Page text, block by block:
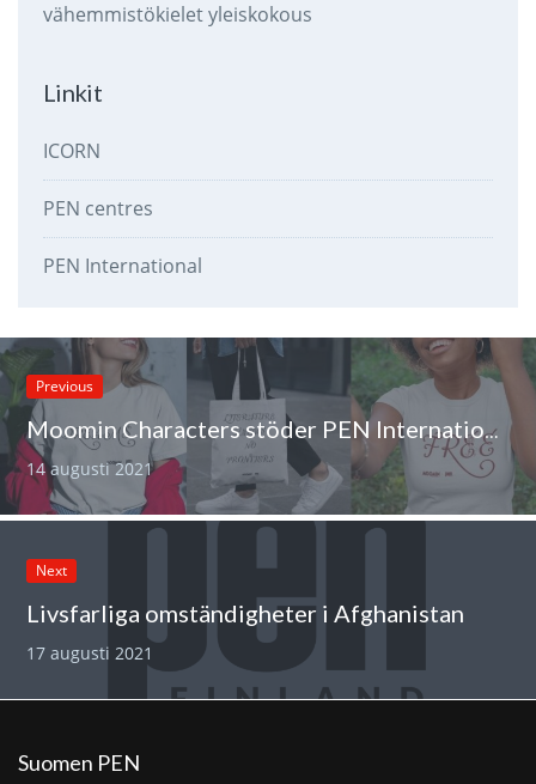
vähemmistökieletyleiskokous
Linkit
ICORN
PEN centres
PEN International
Previous
Moomin Characters stöder PEN Internationals hundraårsjubileum
14 augusti 2021
Next
Livsfarliga omständigheter i Afghanistan
17 augusti 2021
Suomen PEN